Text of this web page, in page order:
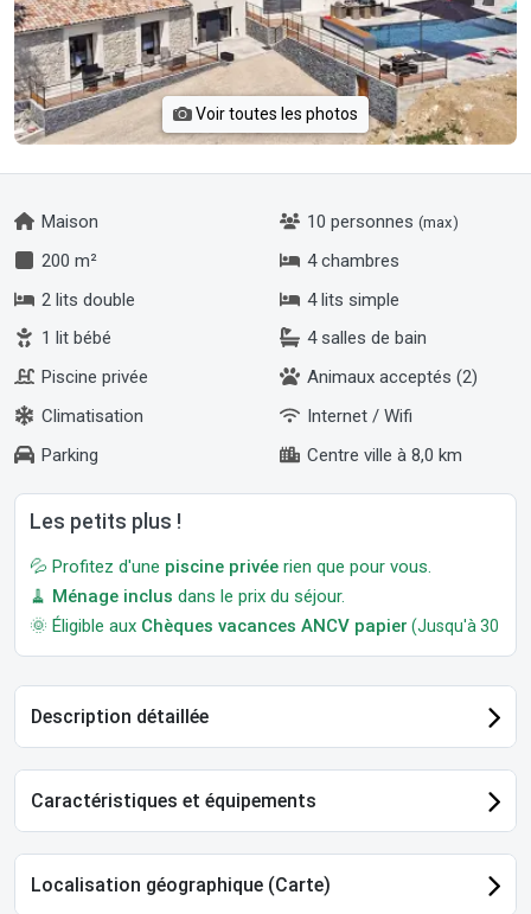
Voir toutes les photos
Maison 10 personnes (max)
200 m²
4 chambres
2 lits double
4 lits simple
1 lit bébé
4 salles de bain
Piscine privée
Animaux acceptés (2)
Climatisation
Internet / Wifi
Parking
Centre ville à 8,0 km
Les petits plus !
💦 Profitez d'une piscine privée rien que pour vous.
🧹 Ménage inclus dans le prix du séjour.
🌞 Éligible aux Chèques vacances ANCV papier (Jusqu'à 30
Description détaillée
Caractéristiques et équipements
Localisation géographique (Carte)